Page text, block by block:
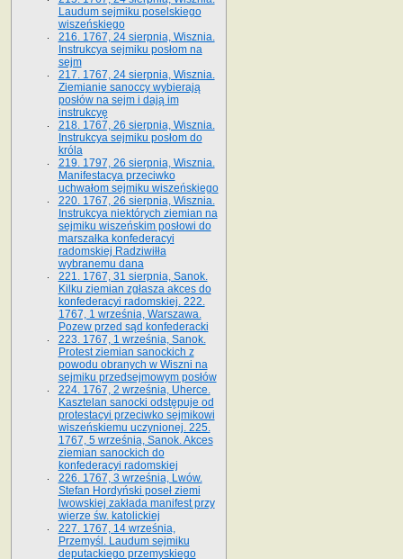
Laudum sejmiku poselskiego
wiszeńskiego
216. 1767, 24 sierpnia, Wisznia.
Instrukcya sejmiku posłom na
sejm
217. 1767, 24 sierpnia, Wisznia.
Ziemianie sanoccy wybierają
posłów na sejm i dają im
instrukcyę
218. 1767, 26 sierpnia, Wisznia.
Instrukcya sejmiku posłom do
króla
219. 1797, 26 sierpnia, Wisznia.
Manifestacya przeciwko
uchwałom sejmiku wiszeńskiego
220. 1767, 26 sierpnia, Wisznia.
Instrukcya niektórych ziemian na
sejmiku wiszeńskim posłowi do
marszałka konfe­deracyi
radomskiej Radziwiłła
wybranemu dana
221. 1767, 31 sierpnia, Sanok.
Kilku ziemian zgłasza akces do
konfederacyi radomskiej. 222.
1767, 1 września, Warszawa.
Pozew przed sąd konfederacki
223. 1767, 1 września, Sanok.
Protest ziemian sanockich z
powodu obranych w Wiszni na
sejmiku przedsejmo­wym posłów
224. 1767, 2 września, Uherce.
Kasztelan sanocki odstępuje od
protestacyi przeciwko sejmikowi
wiszeńskiemu uczynionej. 225.
1767, 5 września, Sanok. Akces
ziemian sanockich do
konfederacyi radomskiej
226. 1767, 3 września, Lwów.
Stefan Hordyński poseł ziemi
lwowskiej zakłada manifest przy
wierze św. ka­tolickiej
227. 1767, 14 września,
Przemyśl. Laudum sejmiku
deputackiego przemyskiego